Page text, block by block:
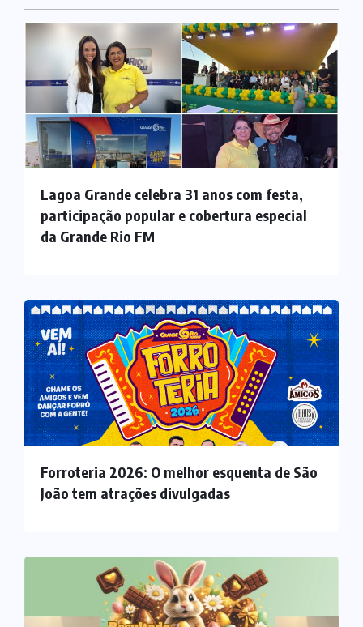
Lagoa Grande celebra 31 anos com festa,
participação popular e cobertura especial
da Grande Rio FM
Forroteria 2026: O melhor esquenta de São
João tem atrações divulgadas